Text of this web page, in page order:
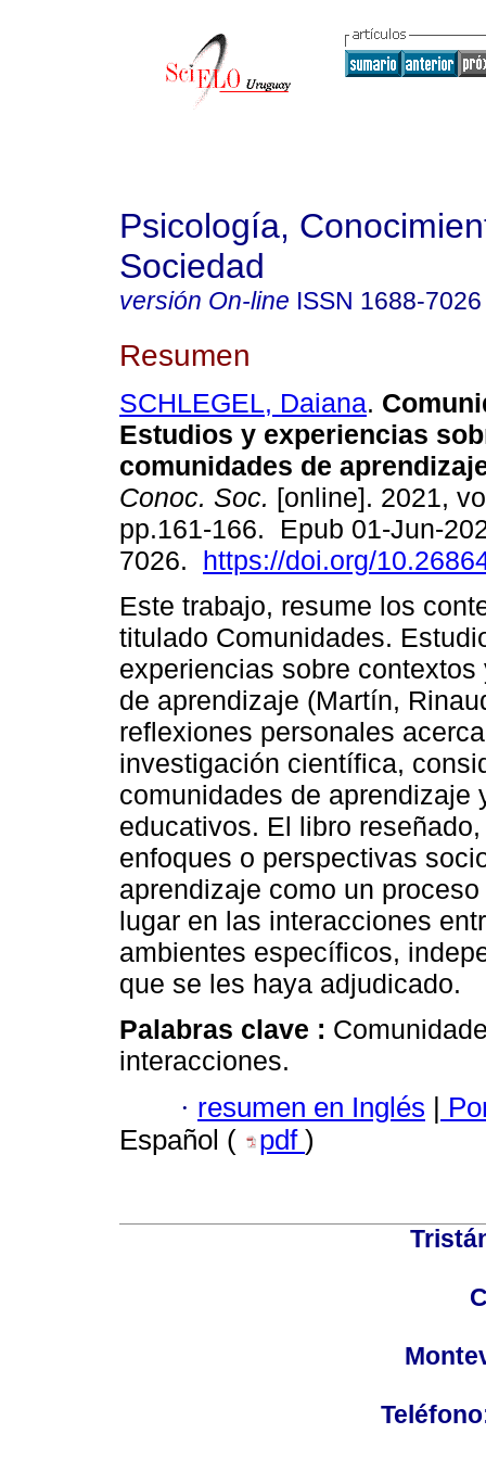
Psicología,
Sociedad
versión On-line ISSN 1688-7026
Resumen
SCHLEGEL, Daiana.
Estudios y experiencias
comunidades de
Conoc. Soc. [online]. 2021,
pp.161-166. Epub 01-Jun-
7026. https://doi.org/
Este trabajo, resume los
titulado Comunidades.
experiencias sobre
de aprendizaje (Martín,
reflexiones personales
investigación científica,
comunidades de aprendizaje
educativos. El libro
enfoques o perspectivas
aprendizaje como un
lugar en las interacciones
ambientes específicos,
que se les haya adjudicado.
Palabras clave :
interacciones.
· resumen en Inglés |
Español (
pdf )